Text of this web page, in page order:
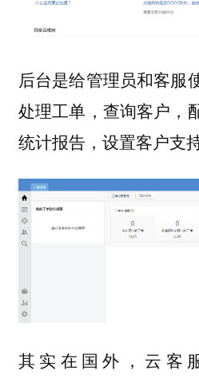
后台是给管理员和客服
处理工单，查询客户，
统计报告，设置客户支
其实在国外，云客